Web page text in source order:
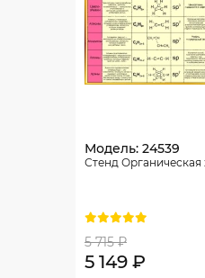
Модель: 24539
Стенд
5 715 ₽
5 149 ₽